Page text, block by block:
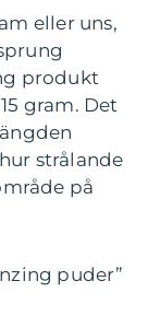
eller uns,
produkt
gram. Det
strålande
på
puder”